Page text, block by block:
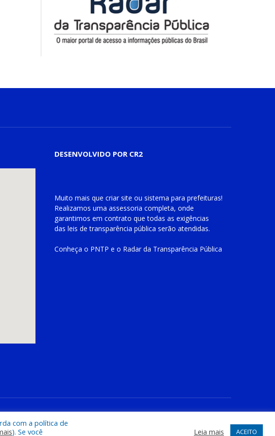
DESENVOLVIDO POR CR2
Muito mais que criar site ou sistema para prefeituras!
Realizamos uma assessoria completa, onde
garantimos em contrato que todas as exigências
das leis de transparência pública serão atendidas.
Conheça o PNTP e o Radar da Transparência Pública
com a política de
). Se você
Leia mais ACEITO